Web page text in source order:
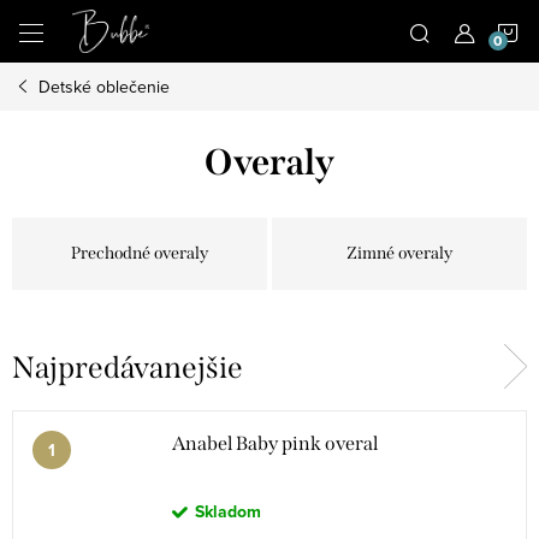
obsah
Detské oblečenie
Overaly
Prechodné overaly Zimné overaly
Najpredávanejšie
Anabel Baby pink overal
Skladom